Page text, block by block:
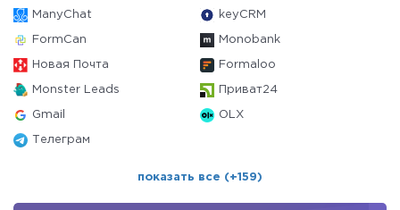
ManyChat keyCRM
FormCan Monobank
Новая Почта Formaloo
Monster Leads Приват24
Gmail OLX
Телеграм
показать все (+159)